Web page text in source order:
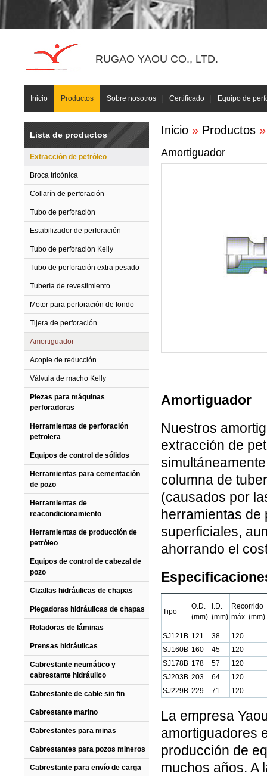
RUGAO YAOU CO., LTD.
Inicio Productos Sobre nosotros Certificado Equipo de
Lista de productos
Extracción de petróleo
Broca tricónica
Collarín de perforación
Tubo de perforación
Estabilizador de perforación
Tubo de perforación Kelly
Tubo de perforación extra pesado
Tubería de revestimiento
Motor para perforación de fondo
Tijera de perforación
Amortiguador
Acople de reducción
Válvula de macho Kelly
Piezas para máquinas
perforadoras
Herramientas de perforación
petrolera
Equipos de control de sólidos
Herramientas para cementación
de pozo
Herramientas de
reacondicionamiento
Herramientas de producción de
petróleo
Equipos de control de cabezal de
pozo
Cizallas hidráulicas de chapas
Plegadoras hidráulicas de chapas
Roladoras de láminas
Prensas hidráulicas
Cabrestante neumático y
cabrestante hidráulico
Cabrestante de cable sin fin
Cabrestante marino
Cabrestantes para minas
Cabrestantes para pozos mineros
Cabrestante para envío de carga
Inicio » Productos
Amortiguador
Amortiguador
Nuestros
extracción de
columna de
(causados por
herramientas de
superficiales,
ahorrando el
Tipo
O.D.
(mm)
I.D.
(mm)
Recorrido
máx. (mm)
SJ121B 121 38
120
SJ160B 160 45
120
SJ178B 178 57
120
SJ203B 203 64
120
SJ229B 229 71 120
La empresa
amortiguadores
producción de
muchos años. A